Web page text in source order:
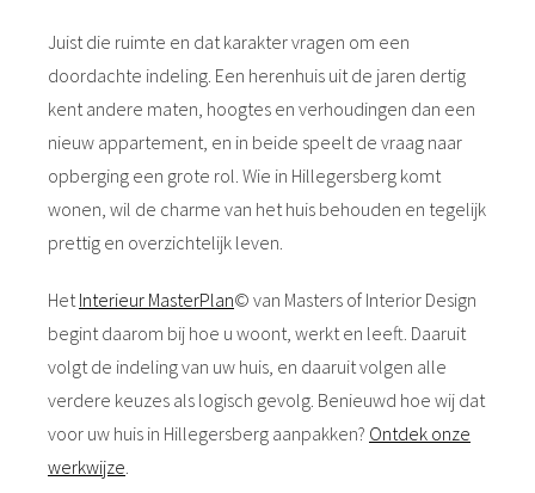
Juist die ruimte en dat karakter vragen om een
doordachte indeling. Een herenhuis uit de jaren dertig
kent andere maten, hoogtes en verhoudingen dan een
nieuw appartement, en in beide speelt de vraag naar
opberging een grote rol. Wie in Hillegersberg komt
wonen, wil de charme van het huis behouden en tegelijk
prettig en overzichtelijk leven.
HetInterieur MasterPlan© van Masters of Interior Design
begint daarom bij hoe u woont, werkt en leeft. Daaruit
volgt de indeling van uw huis, en daaruit volgen alle
verdere keuzes als logisch gevolg. Benieuwd hoe wij dat
voor uw huis in Hillegersberg aanpakken? Ontdek onze
werkwijze.
van
op
gebruikt
te
Hierdoor
website-
van